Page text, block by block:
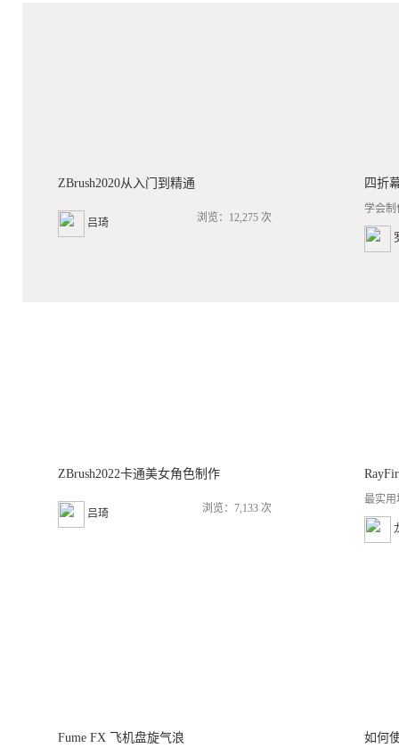
ZBrush2020从入门到精通
吕琦 浏览：12,275 次
四折
学会制
ZBrush2022卡通美女角色制作
吕琦 浏览：7,133 次
最实用
Fume FX 飞机盘旋气浪 如何